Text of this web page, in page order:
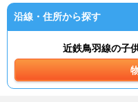
沿線・住所から探す
近鉄鳥羽線の子